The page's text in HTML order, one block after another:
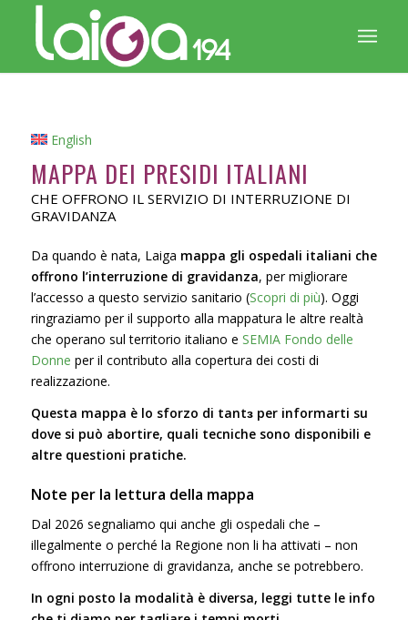
English
MAPPA DEI PRESIDI ITALIANI
CHE OFFRONO IL SERVIZIO DI INTERRUZIONE DI
GRAVIDANZA
Da quando è nata, Laiga mappa gli ospedali italiani che
offrono l’interruzione di gravidanza, per migliorare
l’accesso a questo servizio sanitario (Scopri di più). Oggi
ringraziamo per il supporto alla mappatura le altre realtà
che operano sul territorio italiano e SEMIA Fondo delle
Donne per il contributo alla copertura dei costi di
realizzazione.
Questa mappa è lo sforzo di tantɜ per informarti su
dove si può abortire, quali tecniche sono disponibili e
altre questioni pratiche.
Note per la lettura della mappa
Dal 2026 segnaliamo qui anche gli ospedali che –
illegalmente o perché la Regione non li ha attivati – non
offrono interruzione di gravidanza, anche se potrebbero.
In ogni posto la modalità è diversa, leggi tutte le info